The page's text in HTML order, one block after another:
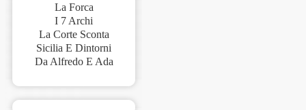
La Forca
I 7 Archi
La Corte Sconta
Sicilia E Dintorni
Da Alfredo E Ada